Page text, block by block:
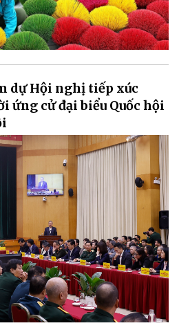
dự Hội nghị tiếp xúc
ứng cử đại biểu Quốc hội